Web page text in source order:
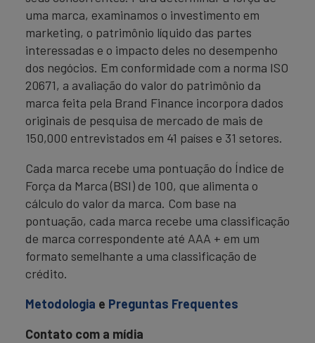
uma marca, examinamos o investimento em
marketing, o patrimônio líquido das partes
interessadas e o impacto deles no desempenho
dos negócios. Em conformidade com a norma ISO
20671, a avaliação do valor do patrimônio da
marca feita pela Brand Finance incorpora dados
originais de pesquisa de mercado de mais de
150,000 entrevistados em 41 países e 31 setores.
Cada marca recebe uma pontuação do Índice de
Força da Marca (BSI) de 100, que alimenta o
cálculo do valor da marca. Com base na
pontuação, cada marca recebe uma classificação
de marca correspondente até AAA + em um
formato semelhante a uma classificação de
crédito.
Metodologia e Preguntas Frequentes
Contato com a mídia